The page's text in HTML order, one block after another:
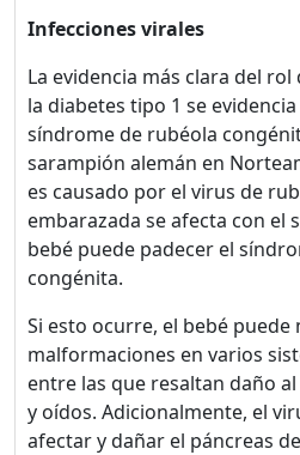
Infecciones virales
La evidencia más clara del
la diabetes tipo 1 se
síndrome de rubéola
sarampión alemán en
es causado por el virus de
embarazada se afecta con el
bebé puede padecer el
congénita.
Si esto ocurre, el bebé puede
malformaciones en varios
entre las que resaltan daño
y oídos. Adicionalmente, el
afectar y dañar el páncreas